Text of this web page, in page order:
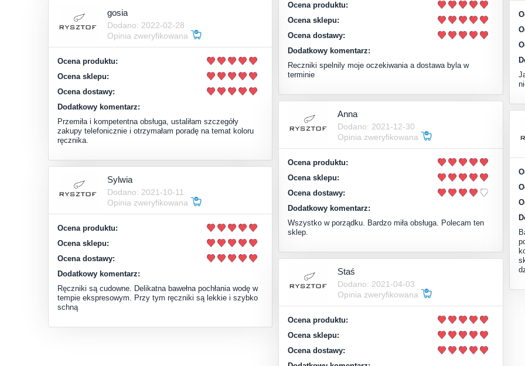
Ocena produktu:
Ocena sklepu:
Ocena dostawy:
Dodatkowy komentarz:
Reczniki spelnily moje oczekiwania a dostawa byla w
terminie
gosia
Dodano: 2022-02-28
Opinia zweryfikowana
Ocena produktu:
Ocena sklepu:
Ocena dostawy:
Dodatkowy komentarz:
Przemiła i kompetentna obsługa, ustaliłam szczegóły
zakupy telefonicznie i otrzymałam poradę na temat koloru
ręcznika.
Anna
Dodano: 2021-12-30
Opinia zweryfikowana
Ocena produktu:
Ocena sklepu:
Ocena dostawy:
Dodatkowy komentarz:
Wszystko w porządku. Bardzo miła obsługa. Polecam ten
sklep.
Sylwia
Dodano: 2021-10-11
Opinia zweryfikowana
Ocena produktu:
Ocena sklepu:
Ocena dostawy:
Dodatkowy komentarz:
Ręczniki są cudowne. Delikatna bawełna pochłania wodę w
tempie ekspresowym. Przy tym ręczniki są lekkie i szybko
schną
Staś
Dodano: 2021-04-03
Opinia zweryfikowana
Ocena produktu:
Ocena sklepu:
Ocena dostawy: